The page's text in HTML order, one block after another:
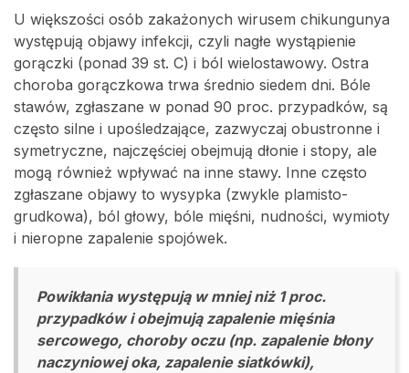
U większości osób zakażonych wirusem chikungunya
występują objawy infekcji, czyli nagłe wystąpienie
gorączki (ponad 39 st. C) i ból wielostawowy. Ostra
choroba gorączkowa trwa średnio siedem dni. Bóle
stawów, zgłaszane w ponad 90 proc. przypadków, są
często silne i upośledzające, zazwyczaj obustronne i
symetryczne, najczęściej obejmują dłonie i stopy, ale
mogą również wpływać na inne stawy. Inne często
zgłaszane objawy to wysypka (zwykle plamisto-
grudkowa), ból głowy, bóle mięśni, nudności, wymioty
i nieropne zapalenie spojówek.
Powikłania występują w mniej niż 1 proc.
przypadków i obejmują zapalenie mięśnia
sercowego, choroby oczu (np. zapalenie błony
naczyniowej oka, zapalenie siatkówki),